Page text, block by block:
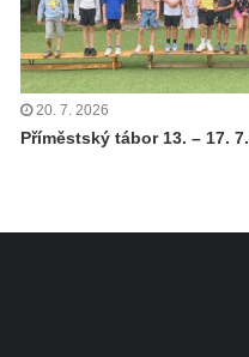
20. 7. 2026
Příměstský tábor 13. – 17.